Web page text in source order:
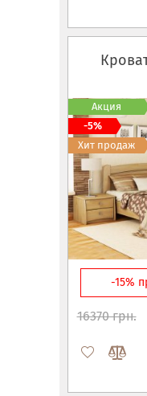
-15%
16370 грн.
Акция
-5%
Хит продаж